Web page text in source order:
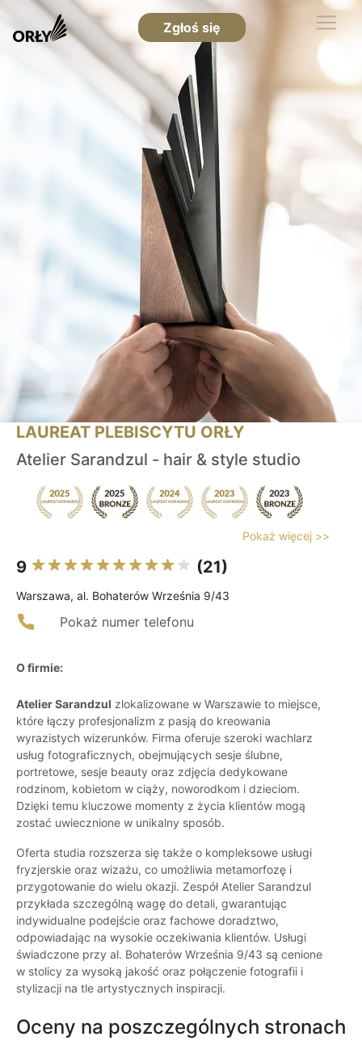
Zgłoś się
LAUREAT PLEBISCYTU ORŁY
Atelier Sarandzul - hair & style studio
Pokaż więcej >>
9 (21)
Warszawa, al. Bohaterów Września 9/43
Pokaż numer telefonu
O firmie:
Atelier Sarandzul zlokalizowane w Warszawie to miejsce,
które łączy profesjonalizm z pasją do kreowania
wyrazistych wizerunków. Firma oferuje szeroki wachlarz
usług fotograficznych, obejmujących sesje ślubne,
portretowe, sesje beauty oraz zdjęcia dedykowane
rodzinom, kobietom w ciąży, noworodkom i dzieciom.
Dzięki temu kluczowe momenty z życia klientów mogą
zostać uwiecznione w unikalny sposób.
Oferta studia rozszerza się także o kompleksowe usługi
fryzjerskie oraz wizażu, co umożliwia metamorfozę i
przygotowanie do wielu okazji. Zespół Atelier Sarandzul
przykłada szczególną wagę do detali, gwarantując
indywidualne podejście oraz fachowe doradztwo,
odpowiadając na wysokie oczekiwania klientów. Usługi
świadczone przy al. Bohaterów Września 9/43 są cenione
w stolicy za wysoką jakość oraz połączenie fotografii i
stylizacji na tle artystycznych inspiracji.
Oceny na poszczególnych stronach